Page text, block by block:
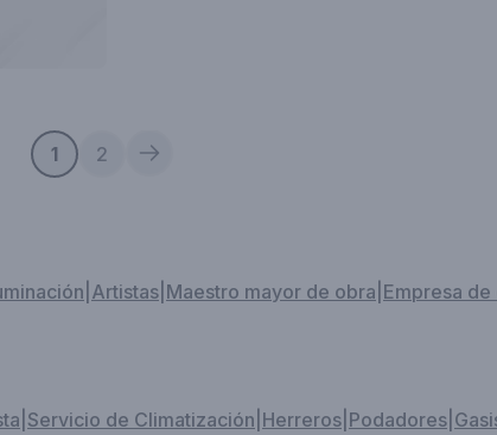
1 2
Artistas Maestro mayor de obra Empresa
Servicio de Climatización Herreros Podadores